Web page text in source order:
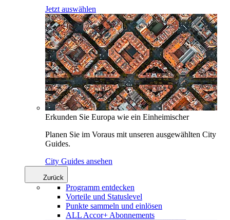
Jetzt auswählen
Erkunden Sie Europa wie ein Einheimischer
Planen Sie im Voraus mit unseren ausgewählten City
Guides.
City Guides ansehen
Zurück
Programm entdecken
Vorteile und Statuslevel
Punkte sammeln und einlösen
ALL Accor+ Abonnements